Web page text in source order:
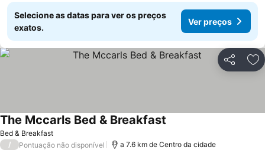
Selecione as datas para ver os preços
exatos.
Ver preços
Partilhar
Bed & Breakfast
The Mccarls Bed & Breakfast
/ Pontuação não disponível a 7.6 km de Centro da cidade